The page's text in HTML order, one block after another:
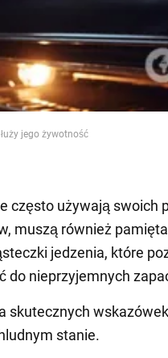
jego żywotność
często używają swoich
muszą również
jedzenia, które
do nieprzyjemnych
skutecznych
stanie.